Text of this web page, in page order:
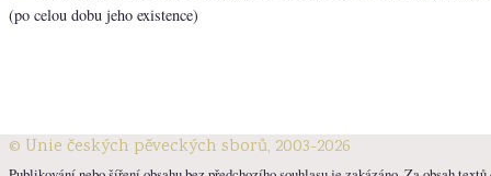
(po celou dobu jeho existence)
© Unie českých pěveckých sborů, 2003-2026